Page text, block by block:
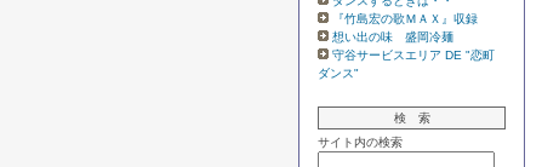
『竹島宏の歌ＭＡＸ』収録
想い出の味 盛岡冷麺
守谷サービスエリア DE "恋町
ダンス"
検 索
サイト内の検索